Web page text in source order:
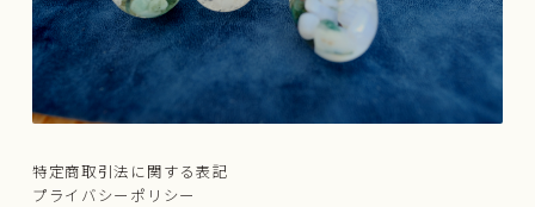
特定商取引法に関する表記
プライバシーポリシー